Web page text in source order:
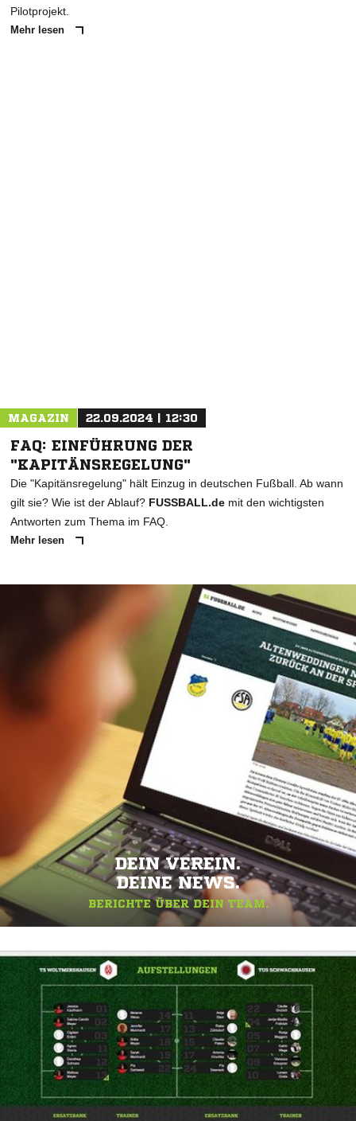
Pilotprojekt.
Mehr lesen
MAGAZIN 22.09.2024 | 12:30
FAQ: EINFÜHRUNG DER
"KAPITÄNSREGELUNG"
Die "Kapitänsregelung" hält Einzug in deutschen Fußball. Ab wann
gilt sie? Wie ist der Ablauf? FUSSBALL.de mit den wichtigsten
Antworten zum Thema im FAQ.
Mehr lesen
DEIN VEREIN.
DEINE NEWS.
BERICHTE ÜBER DEIN TEAM.